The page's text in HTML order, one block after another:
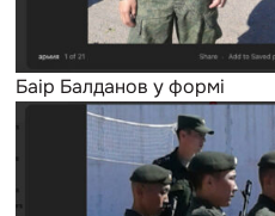
Баір Балданов у формі